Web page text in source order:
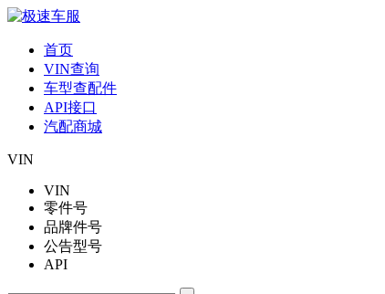
首页
VIN查询
车型查配件
API接口
汽配商城
VIN
VIN
零件号
品牌件号
公告型号
API